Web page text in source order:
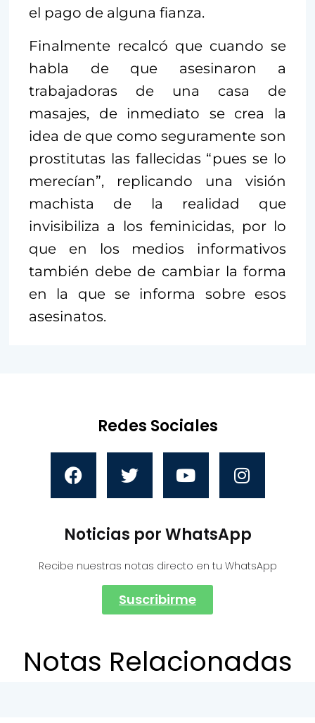
el pago de alguna fianza.
Finalmente recalcó que cuando se
habla de que asesinaron a
trabajadoras de una casa de
masajes, de inmediato se crea la
idea de que como seguramente son
prostitutas las fallecidas “pues se lo
merecían”, replicando una visión
machista de la realidad que
invisibiliza a los feminicidas, por lo
que en los medios informativos
también debe de cambiar la forma
en la que se informa sobre esos
asesinatos.
Redes Sociales
Noticias por WhatsApp
Recibe nuestras notas directo en tu WhatsApp
Suscribirme
Notas Relacionadas